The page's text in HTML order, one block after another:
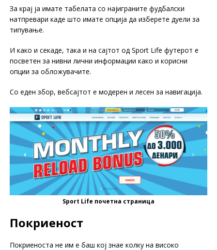
За крај ја имате табелата со најиграните фудбалски
натпревари каде што имате опција да изберете дуели за
типување.
И како и секаде, така и на сајтот од Sport Life футерот е
посветен за нивни лични информации како и корисни
опции за обложувачите.
Со еден збор, вебсајтот е модерен и лесен за навигација.
Sport Life почетна страница
Покриеност
Покриеноста не им е баш кој знае колку на високо